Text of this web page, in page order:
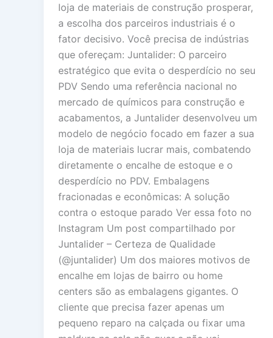
loja de materiais de construção prosperar,
a escolha dos parceiros industriais é o
fator decisivo. Você precisa de indústrias
que ofereçam: Juntalider: O parceiro
estratégico que evita o desperdício no seu
PDV Sendo uma referência nacional no
mercado de químicos para construção e
acabamentos, a Juntalider desenvolveu um
modelo de negócio focado em fazer a sua
loja de materiais lucrar mais, combatendo
diretamente o encalhe de estoque e o
desperdício no PDV. Embalagens
fracionadas e econômicas: A solução
contra o estoque parado Ver essa foto no
Instagram Um post compartilhado por
Juntalider – Certeza de Qualidade
(@juntalider) Um dos maiores motivos de
encalhe em lojas de bairro ou home
centers são as embalagens gigantes. O
cliente que precisa fazer apenas um
pequeno reparo na calçada ou fixar uma